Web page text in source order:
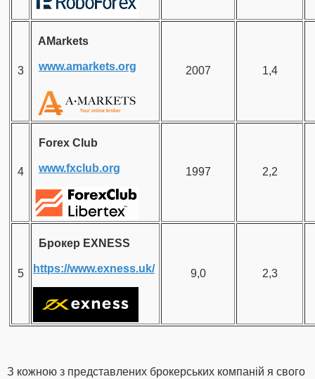
3
AMarkets
www.amarkets.org 2007 1,4
4
Forex Club
www.fxclub.org 1997 2,2
5
Брокер EXNESS
https://www.exness.uk/ 9,0 2,3
З кожною з представлених брокерських компаній я свого